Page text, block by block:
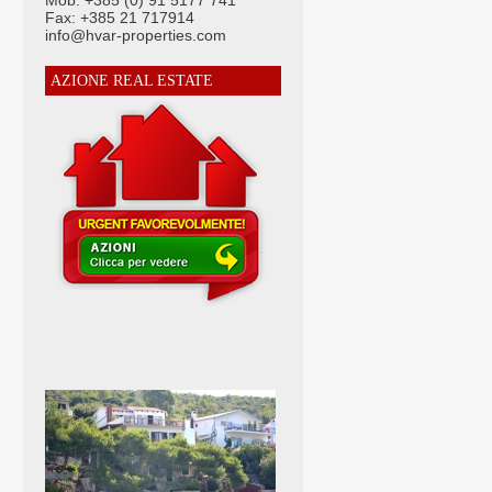
Fax: +385 21 717914
info@hvar-properties.com
AZIONE REAL ESTATE